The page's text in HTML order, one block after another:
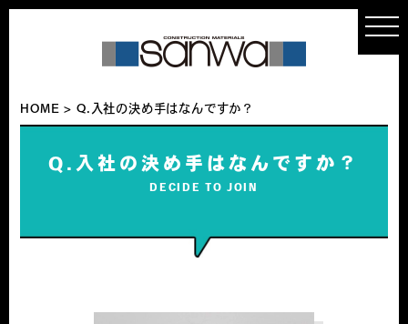
t
o
HOME > Q.入社の決め手はなんですか？
Q.入社の決め手はなんですか？
DECIDE TO JOIN